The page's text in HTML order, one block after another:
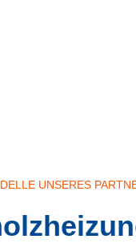
UNSERES